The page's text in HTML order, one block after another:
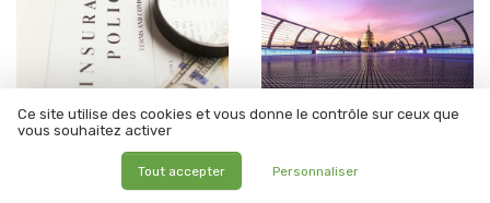
• 06/01/2026
Les secrets pour s'enrichir
Ce site utilise des cookies et vous donne le contrôle sur ceux que
vous souhaitez activer
Tout accepter Personnaliser